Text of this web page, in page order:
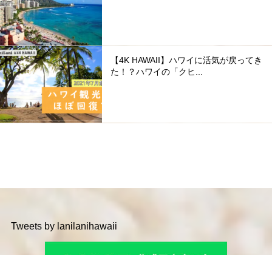
【4K HAWAII】ハワイに活気が戻ってき
た！？ハワイの「クヒ...
Tweets by lanilanihawaii